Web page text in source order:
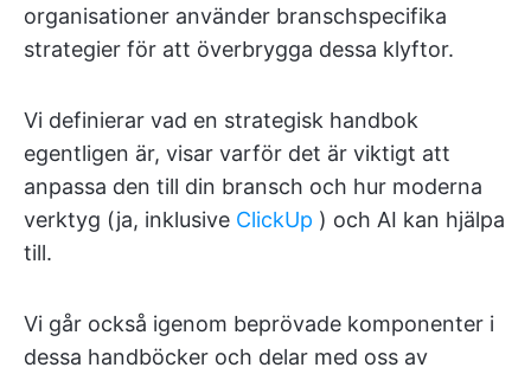
organisationer använder branschspecifika
strategier för att överbrygga dessa klyftor.
Vi definierar vad en strategisk handbok
egentligen är, visar varför det är viktigt att
anpassa den till din bransch och hur moderna
verktyg (ja, inklusive ClickUp ) och AI kan hjälpa
till.
Vi går också igenom beprövade komponenter i
dessa handböcker och delar med oss av